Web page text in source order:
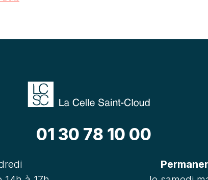
01 30 78 10 00